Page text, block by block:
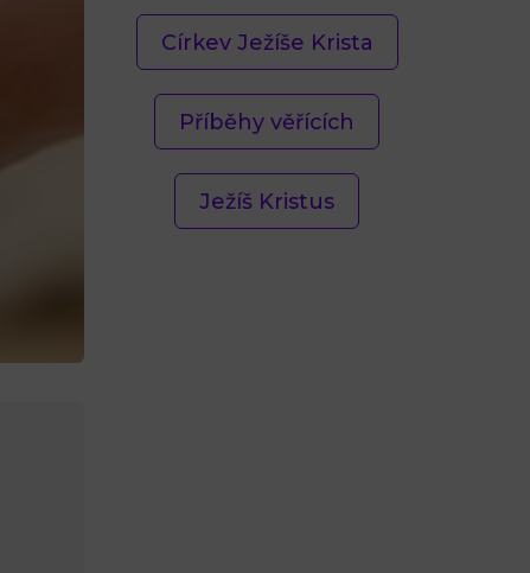
Církev Ježíše Krista
Příběhy věřících
Ježíš Kristus